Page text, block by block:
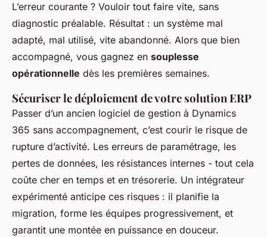
L’erreur courante ? Vouloir tout faire vite, sans
diagnostic préalable. Résultat : un système mal
adapté, mal utilisé, vite abandonné. Alors que bien
accompagné, vous gagnez en souplesse
opérationnelle dès les premières semaines.
Sécuriser le déploiement de votre solution ERP
Passer d’un ancien logiciel de gestion à Dynamics
365 sans accompagnement, c’est courir le risque de
rupture d’activité. Les erreurs de paramétrage, les
pertes de données, les résistances internes - tout cela
coûte cher en temps et en trésorerie. Un intégrateur
expérimenté anticipe ces risques : il planifie la
migration, forme les équipes progressivement, et
garantit une montée en puissance en douceur.